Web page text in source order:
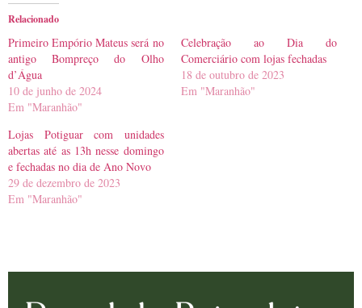
Relacionado
Primeiro Empório Mateus será no
antigo Bompreço do Olho
d’Água
10 de junho de 2024
Em "Maranhão"
Celebração ao Dia do
Comerciário com lojas fechadas
18 de outubro de 2023
Em "Maranhão"
Lojas Potiguar com unidades
abertas até as 13h nesse domingo
e fechadas no dia de Ano Novo
29 de dezembro de 2023
Em "Maranhão"